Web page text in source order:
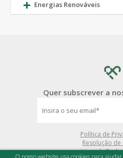
Energias Renováveis
Quer subscrever a
Política de
Resolução
Livro de